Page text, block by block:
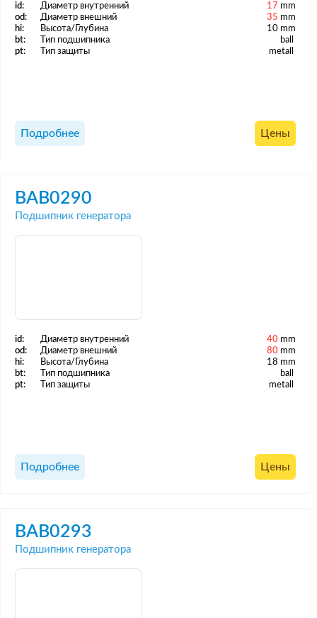
id: Диаметр внутренний 17 mm
od:
Диаметр внешний 35 mm
hi:
Высота/Глубина
10 mm
bt:
Тип подшипника
ball
pt:
Тип защиты metall
Подробнее Цены
BAB0290
Подшипник генератора
id: Диаметр внутренний 40 mm
od:
Диаметр внешний 80 mm
hi:
Высота/Глубина
18 mm
bt:
Тип подшипника
ball
pt:
Тип защиты metall
Подробнее Цены
BAB0293
Подшипник генератора